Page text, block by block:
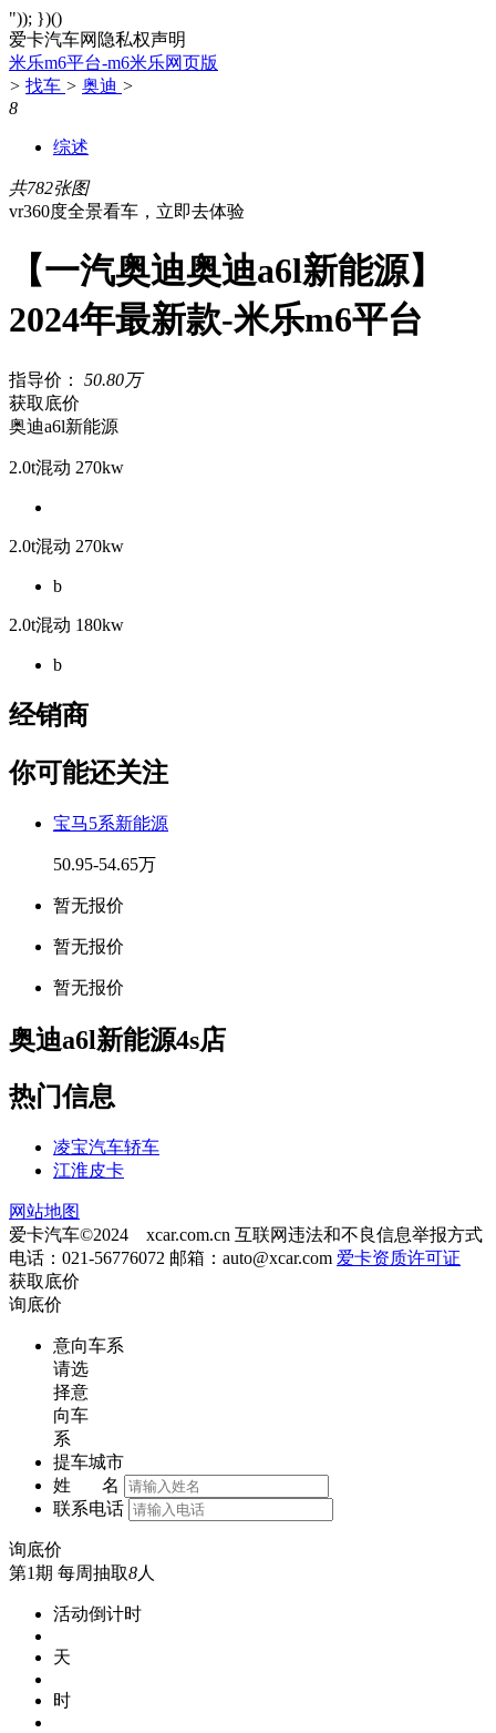
")); })()
爱卡汽车网隐私权声明
米乐m6平台-m6米乐网页版
> 找车 > 奥迪 >
8
综述
共782张图
vr360度全景看车，立即去体验
【一汽奥迪奥迪a6l新能源】
2024年最新款-米乐m6平台
指导价： 50.80万
获取底价
奥迪a6l新能源
2.0t混动 270kw
2.0t混动 270kw
b
2.0t混动 180kw
b
经销商
你可能还关注
宝马5系新能源
50.95-54.65万
暂无报价
暂无报价
暂无报价
奥迪a6l新能源4s店
热门信息
凌宝汽车轿车
江淮皮卡
网站地图
爱卡汽车©2024 xcar.com.cn 互联网违法和不良信息举报方式
电话：021-56776072 邮箱： auto@xcar.com 爱卡资质许可证
获取底价
询底价
意向车系
请选
择意
向车
系
提车城市
姓 名
联系电话
询底价
第1期 每周抽取8人
活动倒计时
天
时